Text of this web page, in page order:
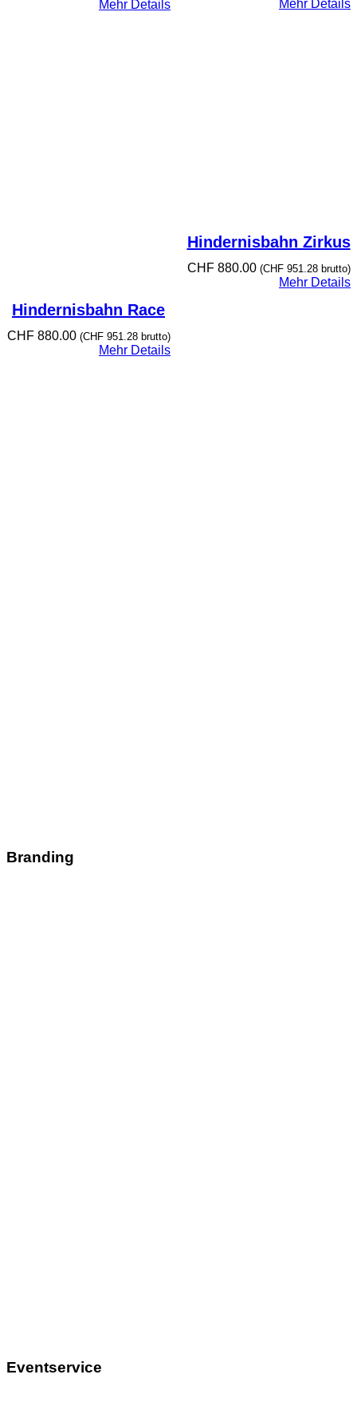
Mehr Details Mehr Details
Hindernisbahn Race
CHF880.00 (CHF951.28brutto)
Mehr Details
Hindernisbahn Zirkus
CHF880.00 (CHF951.28brutto)
Mehr Details
Branding
Eventservice